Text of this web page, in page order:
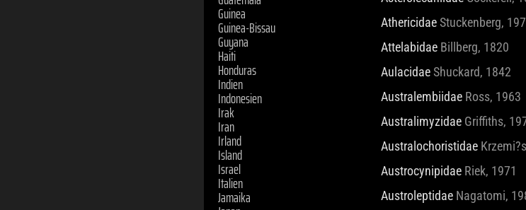
Irak
Iran
Irland
Island
Israel
Italien
Jamaika
Japan
Jemen
Jordanien
Kambodscha
Kamerun
Kanada
Kap Verde
AthericidaeStuckenberg,
Attelabidae Billberg, 1820
AulacidaeShuckard, 1842
Australembiidae Ross, 1963
Australimyzidae Griffiths,
Australochoristidae
Austrocynipidae Riek, 1971
Austroleptidae Nagatomi,